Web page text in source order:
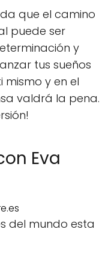
que el camino
puede ser
y
tus sueños
y en el
valdrá la pena.
Eva
del mundo esta